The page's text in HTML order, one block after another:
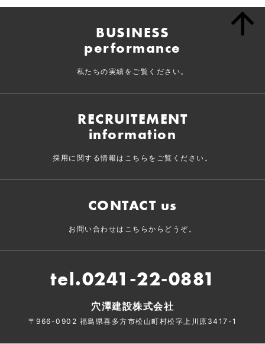
BUSINESS
performance
私たちの実績をご覧ください。
RECRUITEMENT
information
採用に関する情報はこちらをご覧ください。
CONTACT us
お問い合わせはこちらからどうぞ。
tel.0241-22-0881
穴澤建設株式会社
〒966-0902 福島県喜多方市松山町村松字上川原3417-1